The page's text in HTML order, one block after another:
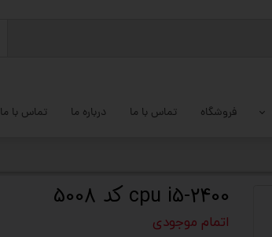
فروشگاه تماس با ما درباره ما تماس با ما
cpu i5-2400 کد 5008
اتمام موجودی